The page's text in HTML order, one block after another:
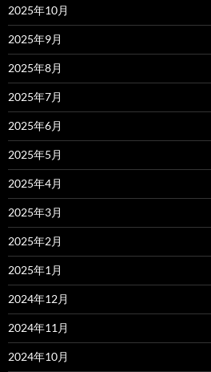
2025年10月
2025年9月
2025年8月
2025年7月
2025年6月
2025年5月
2025年4月
2025年3月
2025年2月
2025年1月
2024年12月
2024年11月
2024年10月